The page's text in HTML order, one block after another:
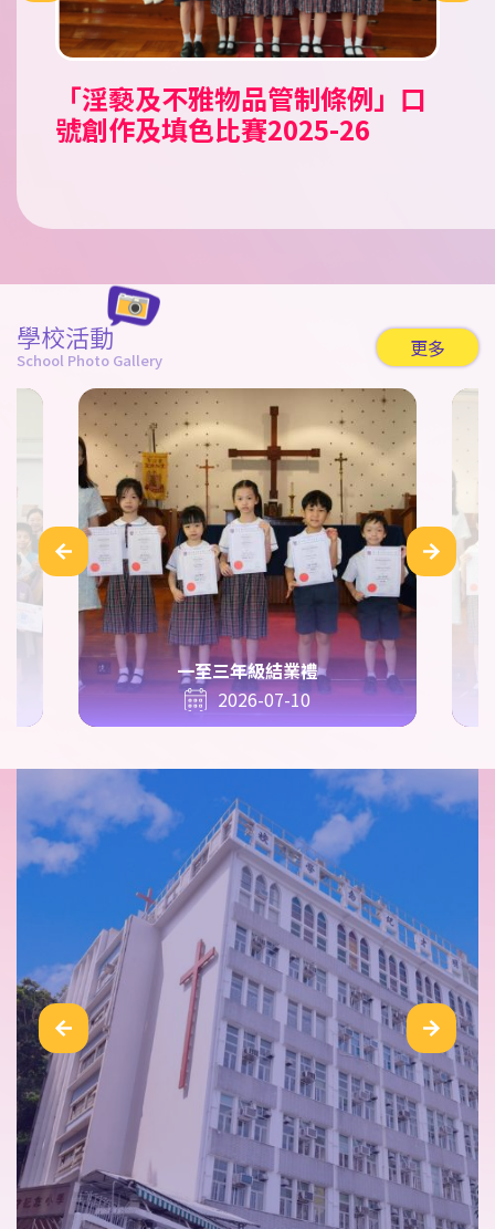
「淫褻及不雅物品管制條例」口
號創作及填色比賽2025-26
公民田徑錦標賽 2026
Tell A Tale Children’s
Storytelling Competition
「童心共讀國家歷史人物」小學
人文科閱讀活動比賽
2026新星啟德盃田徑錦標賽
霓裳裏的中國 華服親子設計比賽
香工思高盃小學足球邀請賽
嘉栢理念小學足球邀請賽2026
二零二六年香港花卉展覽（花
展）賽馬會學生繪畫比賽
香港青少年田徑分齡賽2026 (一)
2026新星新春兒童及少年田徑賽
南區小學生五人足球賽 2025/26
第十五屆（2025-2026）「閃耀
之星」才華拓展獎學金頒獎典禮
《我要讚佢》「最值得表揚學生
獎勵計劃」
聖公會小學第二十九屆數學奧林
匹克比賽
沙田武術錦標賽
沙田武術錦標賽2025
聖公會小學第二十九屆數學奧林
匹克比賽
愛國共融•彩繪舊城@中西區公
民教育填色比賽
第十二屆全港小學數學挑戰賽
學校活動
School Photo Gallery 更多
一至三年級結業禮
2026-07-10